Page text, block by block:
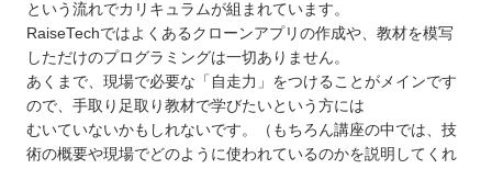
という流れでカリキュラムが組まれています。
RaiseTechではよくあるクローンアプリの作成や、教材を模写
しただけのプログラミングは一切ありません。
あくまで、現場で必要な「自走力」をつけることがメインです
ので、手取り足取り教材で学びたいという方には
むいていないかもしれないです。（もちろん講座の中では、技
術の概要や現場でどのように使われているのかを説明してくれ